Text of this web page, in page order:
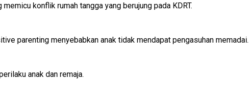
konflik rumah tangga yang berujung pada KDRT.
parenting menyebabkan anak tidak mendapat pengasuhan memadai.
anak dan remaja.